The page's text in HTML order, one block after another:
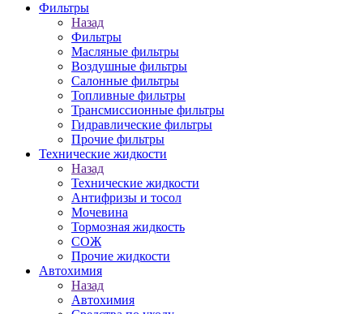
Фильтры
Назад
Фильтры
Масляные фильтры
Воздушные фильтры
Салонные фильтры
Топливные фильтры
Трансмиссионные фильтры
Гидравлические фильтры
Прочие фильтры
Технические жидкости
Назад
Технические жидкости
Антифризы и тосол
Мочевина
Тормозная жидкость
СОЖ
Прочие жидкости
Автохимия
Назад
Автохимия